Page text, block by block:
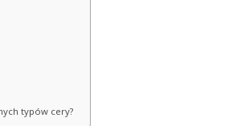
typów cery?